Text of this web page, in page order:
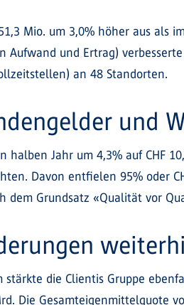
Mio. um 3,0% höher aus als
Aufwand und Ertrag)
an 48 Standorten.
und
halben Jahr um 4,3% auf CHF
Davon entfielen 95% oder
dem Grundsatz «Qualität vor
stärkte die Clientis Gruppe
Die